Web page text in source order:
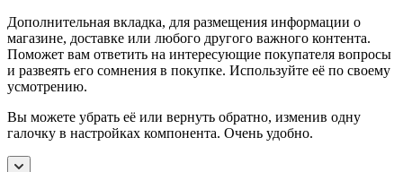
Дополнительная вкладка, для размещения информации о
магазине, доставке или любого другого важного контента.
Поможет вам ответить на интересующие покупателя вопросы
и развеять его сомнения в покупке. Используйте её по своему
усмотрению.
Вы можете убрать её или вернуть обратно, изменив одну
галочку в настройках компонента. Очень удобно.